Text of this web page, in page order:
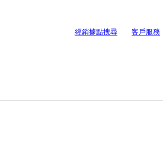
經銷據點搜尋 客戶服務